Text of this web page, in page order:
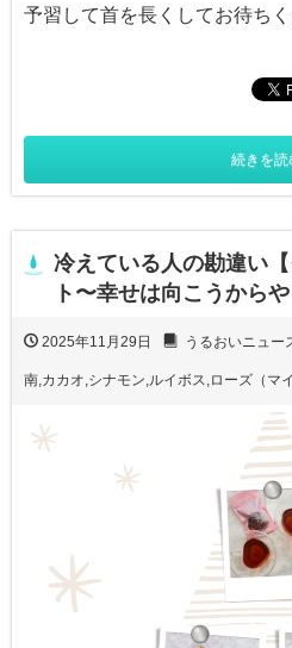
予習して首を長くしてお待ち
続きを読
冷えている人の勘違い
ト〜幸せは向こうからや
2025年11月29日 うるおいニュー
南,カカオ,シナモン,ルイボス,ローズ（マ